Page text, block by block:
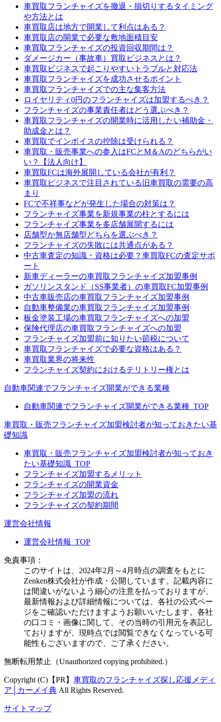
車買取フランチャイズを撤退・損切りするタイミング
や方法とは
車買取店は地方で開業して利点はある？
車買取店の開業で必要な敷地面積目安
車買取フランチャイズの投資回収期間は？
ダメージカー（事故車）買取ビジネスとは？
車買取ビジネスで起こりやすいトラブルと対応法
車買取フランチャイズを成功させるポイント
車買取フランチャイズでの主な集客方法
ロイヤリティ0円のフランチャイズは加盟するべき？
フランチャイズの事業責任者はどう選ぶべき？
車買取フランチャイズの開業時に活用したい補助金・
助成金とは？
車買取でインボイスの控除は受けられる？
車買取・販売事業への参入はFCとM＆Aのどちらがい
い？【法人向け】
車買取FCは海外展開している会社が有利？
車買取ビジネスで注目されている旧車買取の需要の高
まり
FCで不祥事などが発生した場合の対策は？
フランチャイズ事業を新規事業の柱とするには
フランチャイズ事業を多店舗展開するには
店舗型か無店舗型どちらを選ぶべき？
フランチャイズの失敗には共通点がある？
中古車査定の知識・資格は必要？車買取FCの査定サポ
ート
新車ディーラーの車買取フランチャイズ加盟事例
ガソリンスタンド（SS事業者）の車買取FC加盟事例
中古車販売店の車買取フランチャイズ加盟事例
自動車整備業の車買取フランチャイズ加盟事例
板金塗装工場の車買取フランチャイズへの加盟
保険代理店の車買取フランチャイズへの加盟
フランチャイズ加盟前に知りたい節税について
車買取フランチャイズで必要な資格はある？
車買取業界の将来性
フランチャイズ契約におけるテリトリー権とは
自動車関連でフランチャイズ開業ができる業種
自動車関連でフランチャイズ開業ができる業種_TOP
車買取・販売フランチャイズ加盟検討者が知っておきたい基
礎知識
車買取・販売フランチャイズ加盟検討者が知っておき
たい基礎知識_TOP
フランチャイズ加盟するメリット
フランチャイズの開業資金
フランチャイズ加盟の流れ
フランチャイズの契約期間
運営会社情報
運営会社情報_TOP
免責事項：
このサイトは、2024年2月～4月時点の調査をもとに
Zenken株式会社が作成・公開しています。記載内容に
は間違いがないよう細心の注意を払っておりますが、
最新情報および詳細情報については、各社の公式ペー
ジをご確認いただけますようお願いいたします。各社
の口コミ・画像に関して、その当時の引用元を表記し
ておりますが、現時点では閲覧できなくなっている可
能性もございますので、ご了承ください。
無断転用禁止（Unauthorized copying prohibited.）
Copyright (C)【PR】 車買取のフランチャイズ探し応援メディ
ア│カーメイ典 All Rights Reserved.
サイトマップ